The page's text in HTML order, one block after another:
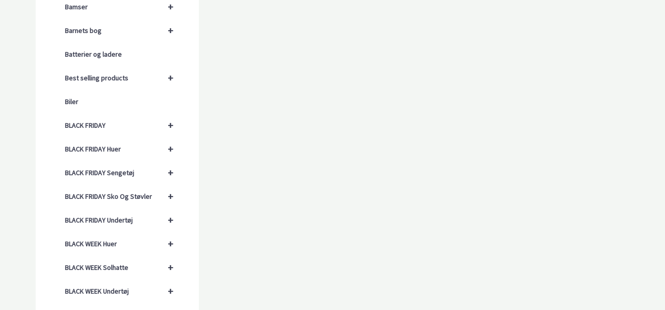
+
Bamser
+
Barnets bog
Batterier og ladere
+
Best selling products
Biler
+
BLACK FRIDAY
+
BLACK FRIDAY Huer
+
BLACK FRIDAY Sengetøj
+
BLACK FRIDAY Sko Og Støvler
+
BLACK FRIDAY Undertøj
+
BLACK WEEK Huer
+
BLACK WEEK Solhatte
+
BLACK WEEK Undertøj